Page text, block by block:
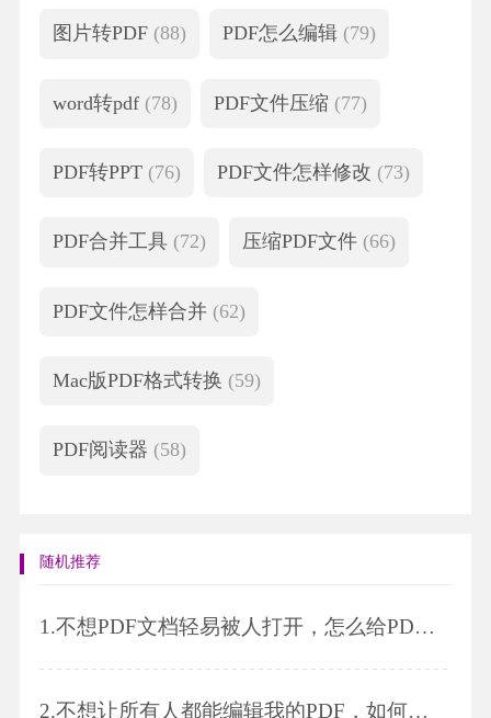
图片转PDF (88) PDF怎么编辑 (79)
word转pdf (78) PDF文件压缩 (77)
PDF转PPT (76) PDF文件怎样修改 (73)
PDF合并工具 (72) 压缩PDF文件 (66)
PDF文件怎样合并 (62)
Mac版PDF格式转换 (59)
PDF阅读器 (58)
随机推荐
1.不想PDF文档轻易被人打开，怎么给PDF添加打开密码?
2.不想让所有人都能编辑我的PDF，如何给PDF设置编辑权限呢?